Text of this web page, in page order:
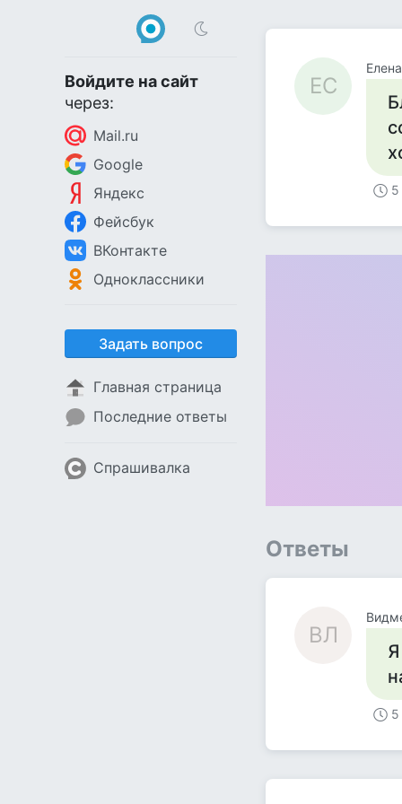
Войдите на сайт
через:
Mail.ru
Google
Яндекс
Фейсбук
ВКонтакте
Одноклассники
Задать вопрос
Главная страница
Последние ответы
Спрашивалка
ЕС
5
Ответы
ВЛ
5